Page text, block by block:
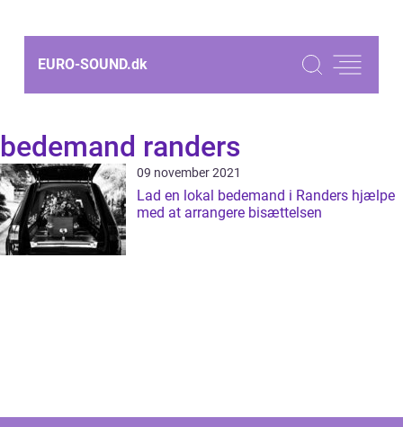
EURO-SOUND.dk
bedemand randers
09 november 2021
Lad en lokal bedemand i Randers hjælpe
med at arrangere bisættelsen